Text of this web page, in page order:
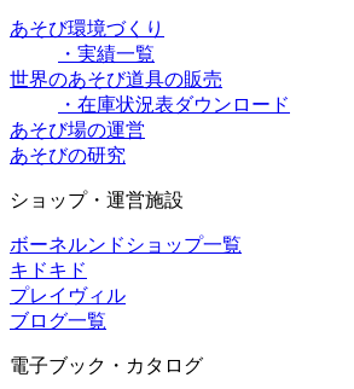
あそび環境づくり
・実績一覧
世界のあそび道具の販売
・在庫状況表ダウンロード
あそび場の運営
あそびの研究
ショップ・運営施設
ボーネルンドショップ一覧
キドキド
プレイヴィル
ブログ一覧
電子ブック・カタログ